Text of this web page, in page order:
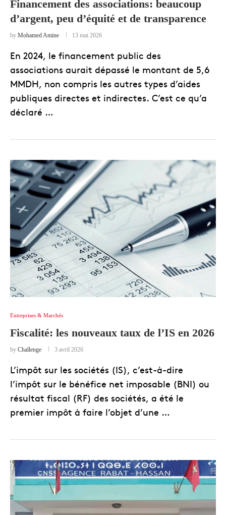
Financement des associations: beaucoup
d’argent, peu d’équité et de transparence
by Mohamed Amine 13 mai 2026
En 2024, le financement public des
associations aurait dépassé le montant de 5,6
MMDH, non compris les autres types d’aides
publiques directes et indirectes. C’est ce qu’a
déclaré …
Entreprises & Marchés
Fiscalité: les nouveaux taux de l’IS en 2026
by Challenge 3 avril 2026
L’impôt sur les sociétés (IS), c’est-à-dire
l’impôt sur le bénéfice net imposable (BNI) ou
résultat fiscal (RF) des sociétés, a été le
premier impôt à faire l’objet d’une …